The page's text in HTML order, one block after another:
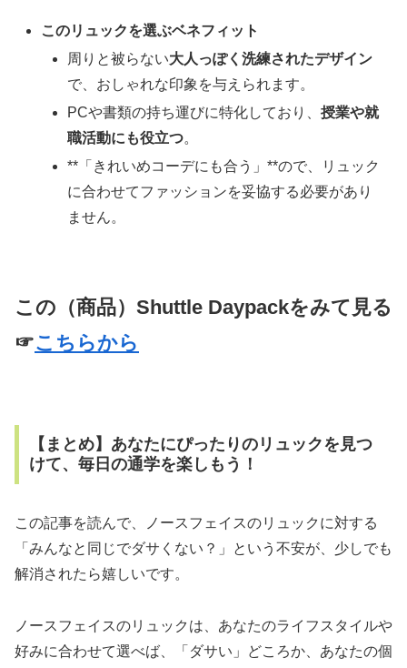
このリュックを選ぶベネフィット
周りと被らない大人っぽく洗練されたデザイン
で、おしゃれな印象を与えられます。
PCや書類の持ち運びに特化しており、授業や就
職活動にも役立つ。
**「きれいめコーデにも合う」**ので、リュック
に合わせてファッションを妥協する必要があり
ません。
この（商品） Shuttle Daypackをみて見る
☞こちらから
【まとめ】あなたにぴったりのリュックを見つ
けて、毎日の通学を楽しもう！
この記事を読んで、ノースフェイスのリュックに対する
「みんなと同じでダサくない？」という不安が、少しでも
解消されたら嬉しいです。
ノースフェイスのリュックは、あなたのライフスタイルや
好みに合わせて選べば、「ダサい」どころか、あなたの個